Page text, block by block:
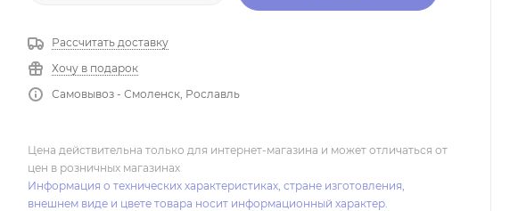
Рассчитать доставку
Хочу в подарок
Самовывоз - Смоленск, Рославль
Цена действительна только для интернет-магазина и может отличаться от
цен в розничных магазинах
Информация о технических характеристиках, стране изготовления,
внешнем виде и цвете товара носит информационный характер.